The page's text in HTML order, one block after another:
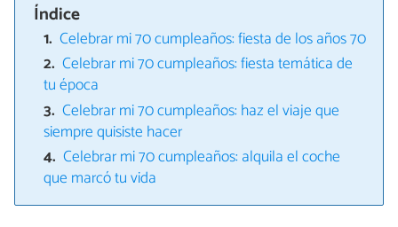
Índice
Celebrar mi 70 cumpleaños: fiesta de los años 70
Celebrar mi 70 cumpleaños: fiesta temática de
tu época
Celebrar mi 70 cumpleaños: haz el viaje que
siempre quisiste hacer
Celebrar mi 70 cumpleaños: alquila el coche
que marcó tu vida